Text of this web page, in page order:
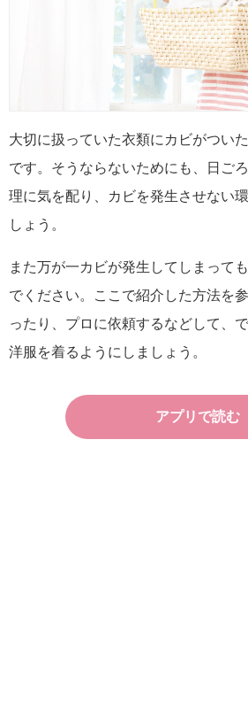
大切に扱っていた衣類にカビがつい
です。そうならないためにも、日ご
理に気を配り、カビを発生させない
しょう。
また万が一カビが発生してしまって
でください。ここで紹介した方法を
ったり、プロに依頼するなどして、
洋服を着るようにしましょう。
アプリで読む